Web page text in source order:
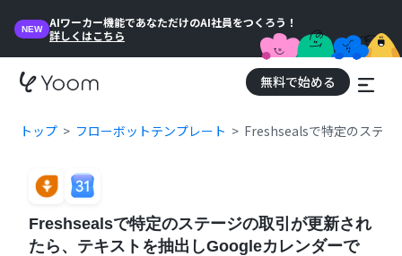
NEW
AIワーカー機能であなただけのAI社員をつくろう！
詳しくはこちら
無料で始める
トップ フローボットテンプレート Freshsealsで特定のステー
Freshsealsで特定のステージの取引が更新され
たら、テキストを抽出しGoogleカレンダーで